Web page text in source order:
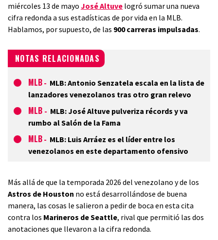
miércoles 13 de mayo José Altuve logró sumar una nueva
cifra redonda a sus estadísticas de por vida en la MLB.
Hablamos, por supuesto, de las 900 carreras impulsadas.
NOTAS RELACIONADAS
MLB - MLB: Antonio Senzatela escala en la lista de
lanzadores venezolanos tras otro gran relevo
MLB - MLB: José Altuve pulveriza récords y va
rumbo al Salón de la Fama
MLB - MLB: Luis Arráez es el líder entre los
venezolanos en este departamento ofensivo
Más allá de que la temporada 2026 del venezolano y de los
Astros de Houston no está desarrollándose de buena
manera, las cosas le salieron a pedir de boca en esta cita
contra los Marineros de Seattle, rival que permitió las dos
anotaciones que llevaron a la cifra redonda.